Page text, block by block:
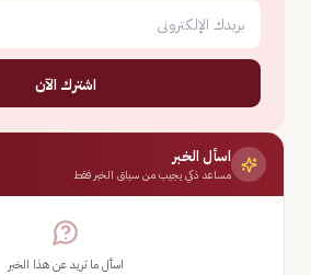
اشترك الآن
اسأل الخبر
مساعد ذكي يجيب من سياق الخبر فقط
اسأل ما تريد عن هذا الخبر